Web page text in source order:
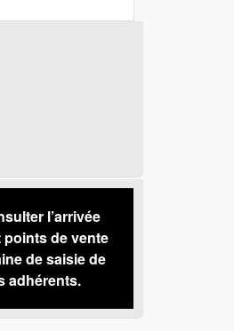
l’arrivée
points de vente
de saisie de
adhérents.